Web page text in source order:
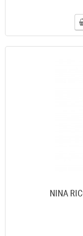
NINA